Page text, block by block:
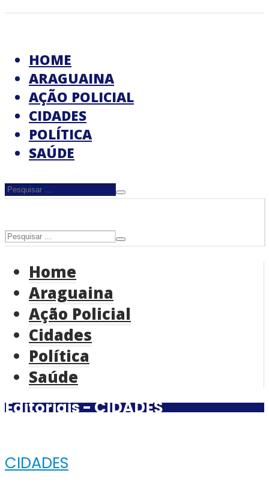
HOME
ARAGUAINA
AÇÃO POLICIAL
CIDADES
POLÍTICA
SAÚDE
Home
Araguaina
Ação Policial
Cidades
Política
Saúde
Editoriais - CIDADES
CIDADES